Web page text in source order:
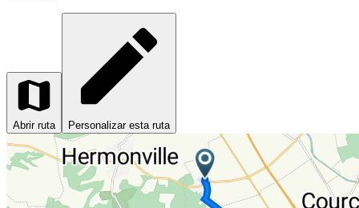
Abrir ruta Personalizar esta ruta